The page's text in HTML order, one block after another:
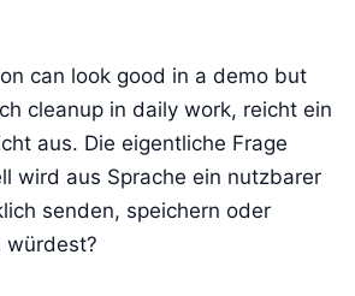
can look good in a demo but
cleanup in daily work, reicht ein
aus. Die eigentliche Frage
wird aus Sprache ein nutzbarer
senden, speichern oder
würdest?